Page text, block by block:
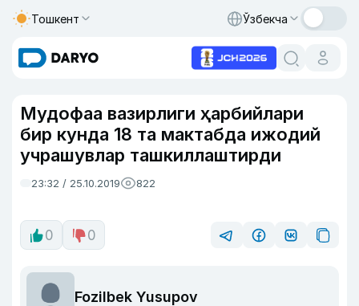
Тошкент Ўзбекча
Мудофаа вазирлиги ҳарбийлари
бир кунда 18 та мактабда ижодий
учрашувлар ташкиллаштирди
23:32 / 25.10.2019 822
0 0
Fozilbek Yusupov